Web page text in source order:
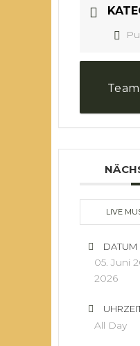
LIVE
DATUM
05. Juni
2026
All Day